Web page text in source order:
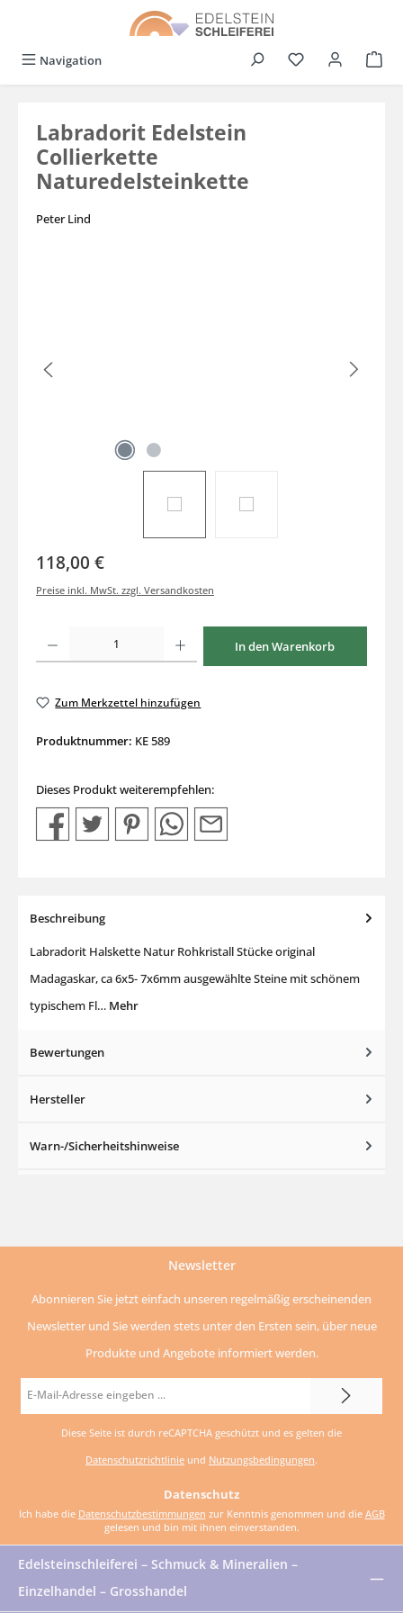
Navigation Du hast 0
Labradorit Edelstein
Collierkette
Naturedelsteinkette
Peter Lind
118,00 €
Preise inkl. MwSt. zzgl. Versandkosten
Produkt Anzahl: Gib den gewünschten Wert ein oder benutze die Schaltflächen um
In den Warenkorb
Zum Merkzettel hinzufügen
Produktnummer: KE 589
Dieses Produkt weiterempfehlen:
Beschreibung
Labradorit Halskette Natur Rohkristall Stücke original
Madagaskar, ca 6x5- 7x6mm ausgewählte Steine mit schönem
typischem Fl… Mehr
Bewertungen
Hersteller
Warn-/Sicherheitshinweise
Newsletter
Abonnieren Sie jetzt einfach unseren regelmäßig erscheinenden
Newsletter und Sie werden stets unter den Ersten sein, über neue
Produkte und Angebote informiert werden.
E-
Mail-
Diese Seite ist durch reCAPTCHA geschützt und es gelten die
Datenschutzrichtlinie und Nutzungsbedingungen.
Datenschutz
Ich habe die Datenschutzbestimmungen zur Kenntnis genommen und die AGB
gelesen und bin mit ihnen einverstanden.
Edelsteinschleiferei – Schmuck & Mineralien –
Einzelhandel – Grosshandel